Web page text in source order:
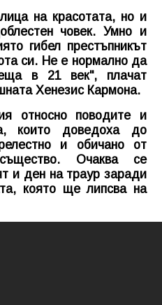
на красотата, но и
човек. Умно и
гибел престъпникът
си. Не е нормално да
в 21 век", плачат
Хенезис Кармона.
относно поводите и
които доведоха до
и обичано от
Очаква се
и ден на траур заради
която ще липсва на